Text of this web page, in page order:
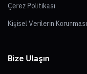
Çerez Politikası
Kişisel Verilerin Korunması
Bize Ulaşın